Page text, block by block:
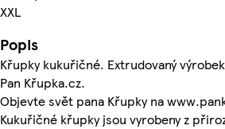
XXL
Popis
Křupky kukuřičné. Extrudovaný
Pan Křupka.cz.
Objevte svět pana Křupky na
Kukuřičné křupky jsou vyrobeny z